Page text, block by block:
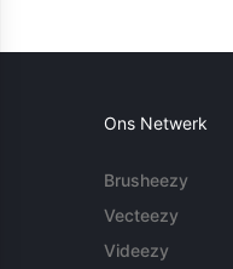
Ons Netwerk
Brusheezy
Vecteezy
Videezy